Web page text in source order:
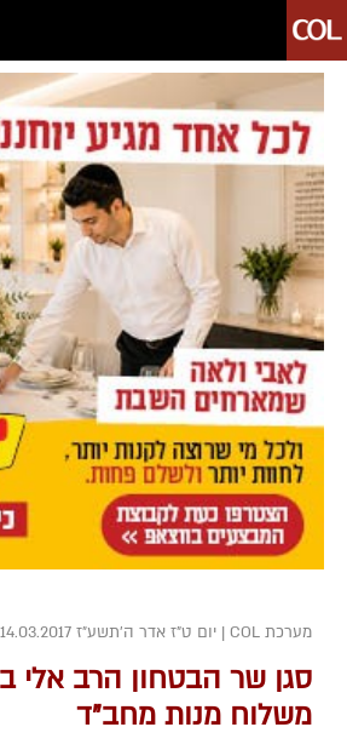
מערכת COL | יום ט"ז אדר ה׳תשע״ז 14.03.2017
סגן שר הבטחון הרב אלי
משלוח מנות מחב"ד